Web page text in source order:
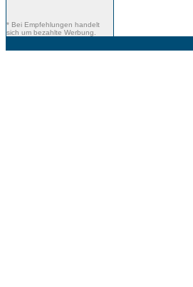
* Bei Empfehlungen handelt
sich um bezahlte Werbung.